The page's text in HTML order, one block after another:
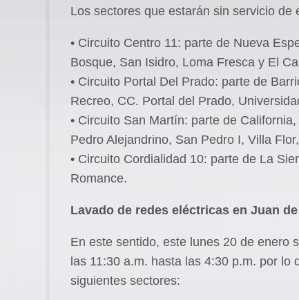
Los sectores que estarán sin servicio
• Circuito Centro 11: parte de Nueva
Bosque, San Isidro, Loma Fresca y El
• Circuito Portal Del Prado: parte de
Recreo, CC. Portal del Prado,
• Circuito San Martín: parte de
Pedro Alejandrino, San Pedro I, Villa
• Circuito Cordialidad 10: parte de La
Romance.
Lavado de redes eléctricas en Juan
En este sentido, este lunes 20 de enero
las 11:30 a.m. hasta las 4:30 p.m. por lo
siguientes sectores: